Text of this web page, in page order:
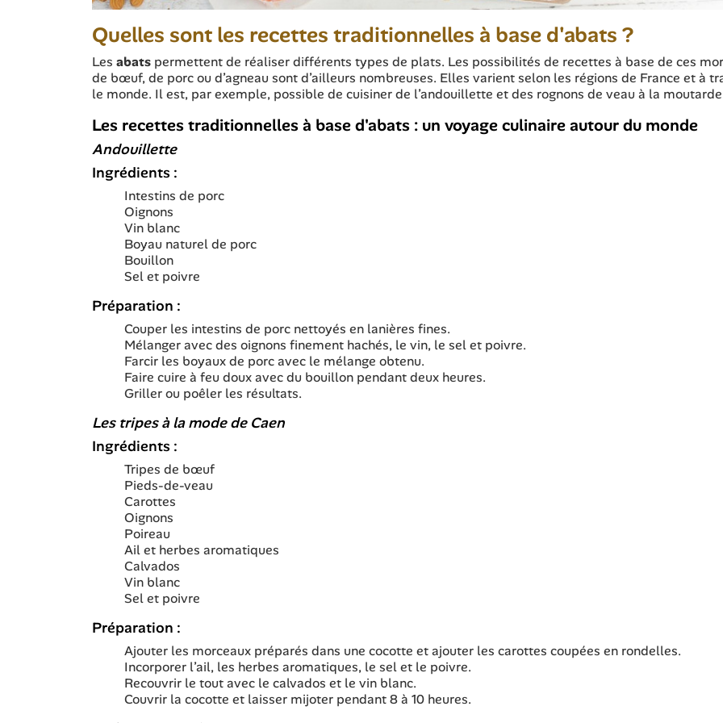
Quelles sont les recettes traditionnelles à base d'abats ?
Les abats permettent de réaliser différents types de plats. Les possibilités de recettes à base de ces
de bœuf, de porc ou d’agneau sont d’ailleurs nombreuses. Elles varient selon les régions de France et à
le monde. Il est, par exemple, possible de cuisiner de l’andouillette et des rognons de veau à la
Les recettes traditionnelles à base d'abats : un voyage culinaire autour du monde
Andouillette
Ingrédients :
Intestins de porc
Oignons
Vin blanc
Boyau naturel de porc
Bouillon
Sel et poivre
Préparation :
Couper les intestins de porc nettoyés en lanières fines.
Mélanger avec des oignons finement hachés, le vin, le sel et poivre.
Farcir les boyaux de porc avec le mélange obtenu.
Faire cuire à feu doux avec du bouillon pendant deux heures.
Griller ou poêler les résultats.
Les tripes à la mode de Caen
Ingrédients :
Tripes de bœuf
Pieds-de-veau
Carottes
Oignons
Poireau
Ail et herbes aromatiques
Calvados
Vin blanc
Sel et poivre
Préparation :
Ajouter les morceaux préparés dans une cocotte et ajouter les carottes coupées en rondelles.
Incorporer l’ail, les herbes aromatiques, le sel et le poivre.
Recouvrir le tout avec le calvados et le vin blanc.
Couvrir la cocotte et laisser mijoter pendant 8 à 10 heures.